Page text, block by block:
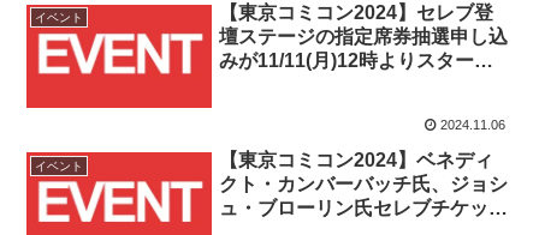
イベント
【東京コミコン2024】セレブ登
壇ステージの指定席券抽選申し込
みが11/11(月)12時よりスター
2024.11.06
イベント
【東京コミコン2024】ベネディ
クト・カンバーバッチ氏、ジョシ
ュ・ブローリン氏セレブチケット